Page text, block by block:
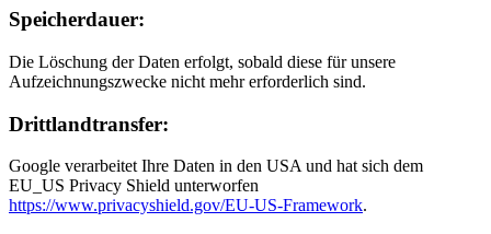
Speicherdauer:
Die Löschung der Daten erfolgt, sobald diese für unsere
Aufzeichnungszwecke nicht mehr erforderlich sind.
Drittlandtransfer:
Google verarbeitet Ihre Daten in den USA und hat sich dem
EU_US Privacy Shield unterworfen
https://www.privacyshield.gov/EU-US-Framework.